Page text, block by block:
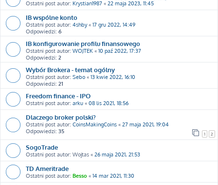
Ostatni post autor: Krystian1987 « 22 maja 2023, 11:45
IB wspólne konto
Ostatni post autor: 4shby« 17 gru 2022, 14:49
Odpowiedzi: 6
IB konfigurowanie profilu finansowego
Ostatni post autor: WOJTEK « 10 paź 2022, 17:37
Odpowiedzi: 2
Wybór Brokera - temat ogólny
Ostatni post autor: Sebo « 13 kwie 2022, 16:10
Odpowiedzi: 21
Freedom finance - IPO
Ostatni post autor: arku « 08 lis 2021, 18:56
Dlaczego broker polski?
Ostatni post autor: CoinsMakingCoins « 27 maja 2021, 19:04
Odpowiedzi: 35 1 2
SogoTrade
Ostatni post autor: Wojtas « 26 maja 2021, 21:53
TD Ameritrade
Ostatni post autor: Besso « 14 mar 2021, 11:30